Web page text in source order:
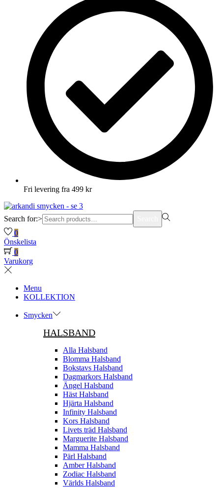
Fri levering fra 499 kr
Search for:>
0
Önskelista
0
Varukorg
Menu
KOLLEKTION
Smycken
HALSBAND
Alla Halsband
Blomma Halsband
Bokstavs Halsband
Dagmarkors Halsband
Ängel Halsband
Häst Halsband
Hjärta Halsband
Infinity Halsband
Kors Halsband
Livets träd Halsband
Marguerite Halsband
Mamma Halsband
Pärl Halsband
Amber Halsband
Zodiac Halsband
Världs Halsband